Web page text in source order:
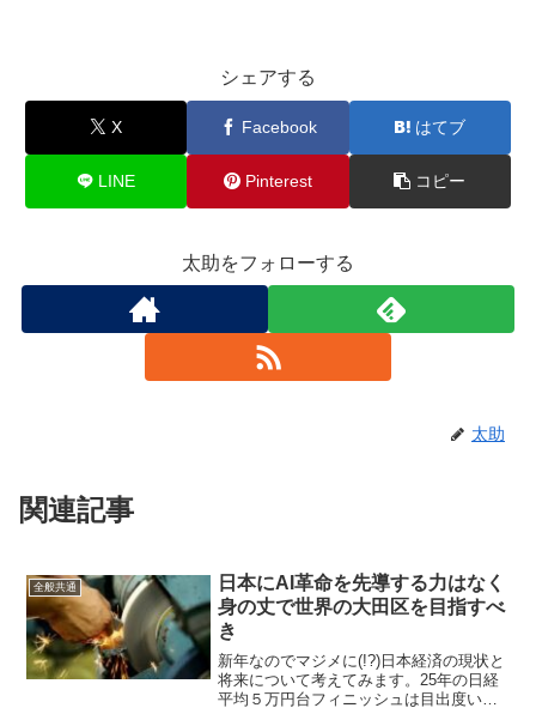
シェアする
X Facebook はてブ
LINE Pinterest コピー
太助をフォローする
太助
関連記事
全般共通
日本にAI革命を先導する力はなく
身の丈で世界の大田区を目指すべ
き
新年なのでマジメに(!?)日本経済の現状と
将来について考えてみます。25年の日経
平均５万円台フィニッシュは目出度い！